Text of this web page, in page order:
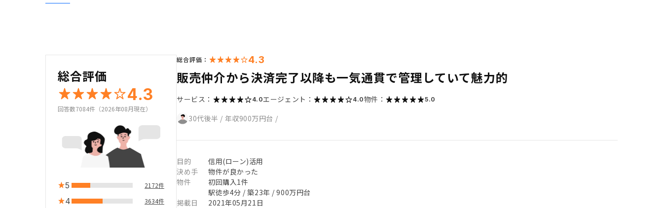
総合評価
4.3
回答数7084件（2026年08月現在）
5 2172件
4 3634件
総合評価： 4.3
販売仲介から決済完了以降も一気通貫で管理していて魅力的
サービス： 4.0エージェント： 4.0物件： 5.0
30代後半 / 年収900万円台 /
目的
信用(ローン)活用
決め手
物件が良かった
物件
初回購入1件
駅徒歩4分 / 築23年 / 900万円台
掲載日
2021年05月21日